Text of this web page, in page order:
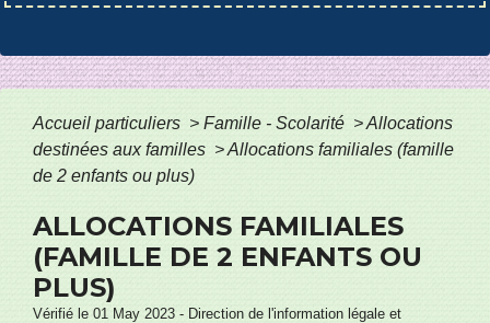
Accueil particuliers > Famille - Scolarité >Allocations
destinées aux familles >Allocations familiales (famille
de 2 enfants ou plus)
ALLOCATIONS FAMILIALES
(FAMILLE DE 2 ENFANTS OU
PLUS)
Vérifié le 01 May 2023 - Direction de l'information légale et